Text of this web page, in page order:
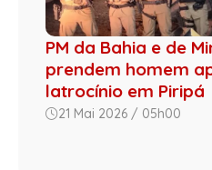
PM da Bahia e de
prendem homem
latrocínio em Piripá
21 Mai 2026 / 05h00